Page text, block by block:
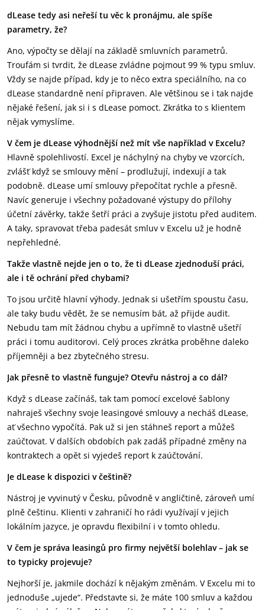
dLease tedy asi neřeší tu věc k pronájmu, ale spíše
parametry, že?
Ano, výpočty se dělají na základě smluvních parametrů.
Troufám si tvrdit, že dLease zvládne pojmout 99 % typu smluv.
Vždy se najde případ, kdy je to něco extra speciálního, na co
dLease standardně není připraven. Ale většinou se i tak najde
nějaké řešení, jak si i s dLease pomoct. Zkrátka to s klientem
nějak vymyslíme.
V čem je dLease výhodnější než mít vše například v Excelu?
Hlavně spolehlivostí. Excel je náchylný na chyby ve vzorcích,
zvlášť když se smlouvy mění – prodlužují, indexují a tak
podobně. dLease umí smlouvy přepočítat rychle a přesně.
Navíc generuje i všechny požadované výstupy do přílohy
účetní závěrky, takže šetří práci a zvyšuje jistotu před auditem.
A taky, spravovat třeba padesát smluv v Excelu už je hodně
nepřehledné.
Takže vlastně nejde jen o to, že ti dLease zjednoduší práci,
ale i tě ochrání před chybami?
To jsou určitě hlavní výhody. Jednak si ušetřím spoustu času,
ale taky budu vědět, že se nemusím bát, až přijde audit.
Nebudu tam mít žádnou chybu a upřímně to vlastně ušetří
práci i tomu auditorovi. Celý proces zkrátka proběhne daleko
příjemněji a bez zbytečného stresu.
Jak přesně to vlastně funguje? Otevřu nástroj a co dál?
Když s dLease začínáš, tak tam pomocí excelové šablony
nahraješ všechny svoje leasingové smlouvy a necháš dLease,
ať všechno vypočítá. Pak už si jen stáhneš report a můžeš
zaúčtovat. V dalších obdobích pak zadáš případné změny na
kontraktech a opět si vyjedeš report k zaúčtování.
Je dLease k dispozici v češtině?
Nástroj je vyvinutý v Česku, původně v angličtině, zároveň umí
plně češtinu. Klienti v zahraničí ho rádi využívají v jejich
lokálním jazyce, je opravdu flexibilní i v tomto ohledu.
V čem je správa leasingů pro firmy největší bolehlav – jak se
to typicky projevuje?
Nejhorší je, jakmile dochází k nějakým změnám. V Excelu mi to
jednoduše „ujede“. Představte si, že máte 100 smluv a každou